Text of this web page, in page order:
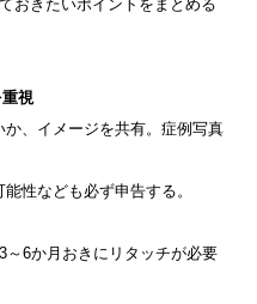
おきたいポイントをまとめる
視
、イメージを共有。症例写真
性なども必ず申告する。
6か月おきにリタッチが必要